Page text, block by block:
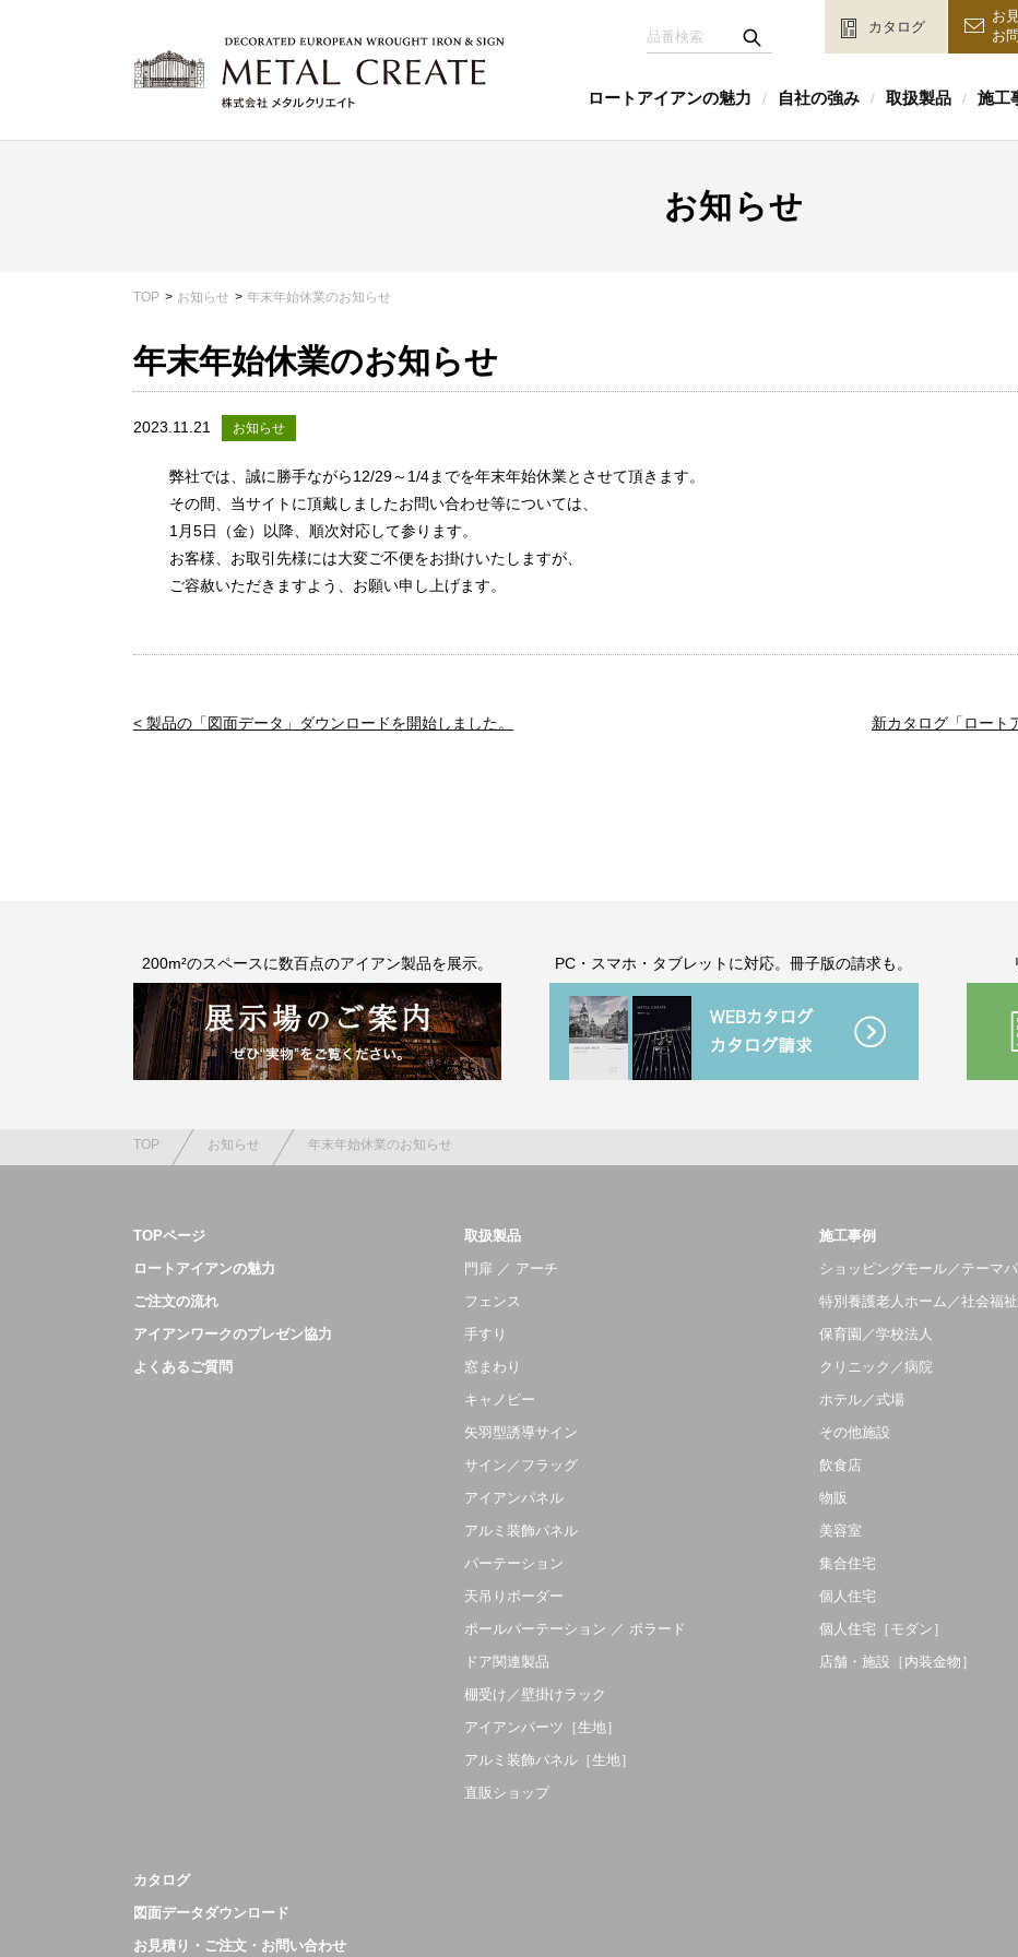
カタログ
お
お
ロートアイアンの魅力 / 自社の強み / 取扱製品 / 施工
お知らせ
TOP お知らせ 年末年始休業のお知らせ
年末年始休業のお知らせ
2023.11.21 お知らせ
弊社では、誠に勝手ながら12/29～1/4までを年末年始休業とさせて頂きます。
その間、当サイトに頂戴しましたお問い合わせ等については、
1月5日（金）以降、順次対応して参ります。
お客様、お取引先様には大変ご不便をお掛けいたしますが、
ご容赦いただきますよう、お願い申し上げます。
< 製品の「図面データ」ダウンロードを開始しました。 新カタログ「ロート
200m²のスペースに数百点のアイアン製品を展示。 PC・スマホ・タブレットに対応。冊子版の請求も。
TOP お知らせ 年末年始休業のお知らせ
TOPページ
ロートアイアンの魅力
ご注文の流れ
アイアンワークのプレゼン協力
よくあるご質問
取扱製品
門扉 ／ アーチ
フェンス
手すり
窓まわり
キャノピー
矢羽型誘導サイン
サイン／フラッグ
アイアンパネル
アルミ装飾パネル
パーテーション
天吊りボーダー
ポールパーテーション ／ ボラード
ドア関連製品
棚受け／壁掛けラック
アイアンパーツ［生地］
アルミ装飾パネル［生地］
直販ショップ
施工事例
ショッピングモール／テーマ
特別養護老人ホーム／社会福
保育園／学校法人
クリニック／病院
ホテル／式場
その他施設
飲食店
物販
美容室
集合住宅
個人住宅
個人住宅［モダン］
店舗・施設［内装金物］
カタログ
図面データダウンロード
お見積り・ご注文・お問い合わせ